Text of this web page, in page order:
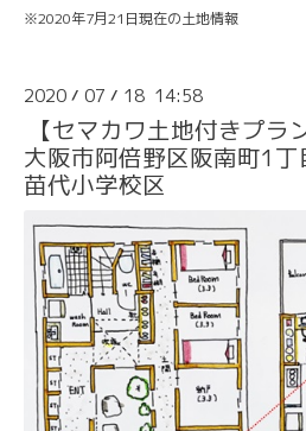
※2020年7月21日現在の土地情報
2020 / 07 / 18 14:58
【セマカワ土地付きプラ
大阪市阿倍野区阪南町1
苗代小学校区